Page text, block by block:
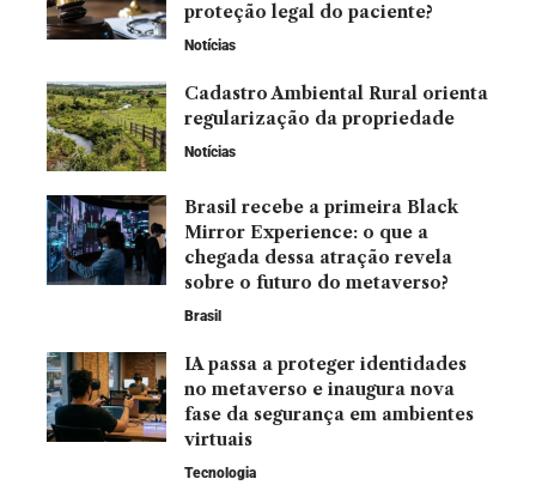
proteção legal do paciente?
Notícias
Cadastro Ambiental Rural orienta
regularização da propriedade
Notícias
Brasil recebe a primeira Black
Mirror Experience: o que a
chegada dessa atração revela
sobre o futuro do metaverso?
Brasil
IA passa a proteger identidades
no metaverso e inaugura nova
fase da segurança em ambientes
virtuais
Tecnologia